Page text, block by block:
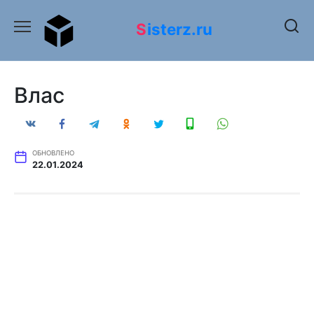
содержанию
Sisterz.ru
Влас
ОБНОВЛЕНО
22.01.2024